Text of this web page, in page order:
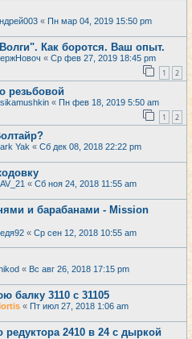
« Пн мар 04, 2019 15:50 pm
Как боротся. Ваш опыт.
« Ср фев 27, 2019 18:45 pm
1 2
резьбовой
« Пн фев 18, 2019 5:50 am
1 2
Yak « Сб дек 08, 2018 22:22 pm
« Сб ноя 24, 2018 11:55 am
и барабанами - Mission
« Ср сен 12, 2018 10:55 am
« Вс авг 26, 2018 17:15 pm
балку 3110 с 31105
« Пт июл 27, 2018 1:06 am
редуктора 2410 в 24 с дыркой